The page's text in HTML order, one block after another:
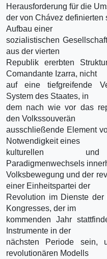
Herausforderung für die
der von Chávez
Aufbau einer
sozialistischen
aus der vierten
Republik ererbten
Comandante Izarra, nicht
auf eine tiefgreifende
System des Staates, in
dem nach wie vor das
den Volkssouverän
ausschließende Element
Notwendigkeit eines
kulturellen und
Paradigmenwechsels
Volksbewegung und der
einer Einheitspartei der
Revolution im Dienste
Kongresses, der im
kommenden Jahr
Instrumente in der
nächsten Periode sein,
revolutionären Modells